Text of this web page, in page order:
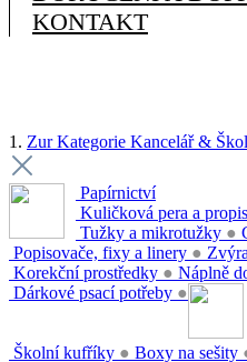
KONTAKT
1. Zur Kategorie Kancelář &
Papírnictví
Kuličková pera a
Tužky a mikrotužky ●
Popisovače, fixy a linery ●
Korekční prostředky ● Náplně
Dárkové psací potřeby ●
Školní kufříky ● Boxy na sešity